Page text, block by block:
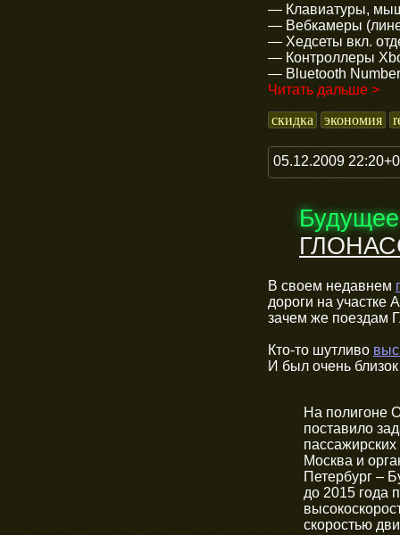
— Клавиатуры,
— Вебкамеры
— Хедсеты вкл.
— Контроллеры
— Bluetooth
Читать дальше >
скидка
экономия
05.12.2009
В своем недавнем
дороги на
зачем же
Кто-то шутливо
И был очень
На полигоне
поставило
Москва и
Петербург –
до 2015 года
скоростью